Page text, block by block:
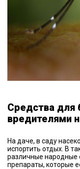
Средства
вредителями
На даче, в саду
испортить отдых. В
различные народные
препараты, которые